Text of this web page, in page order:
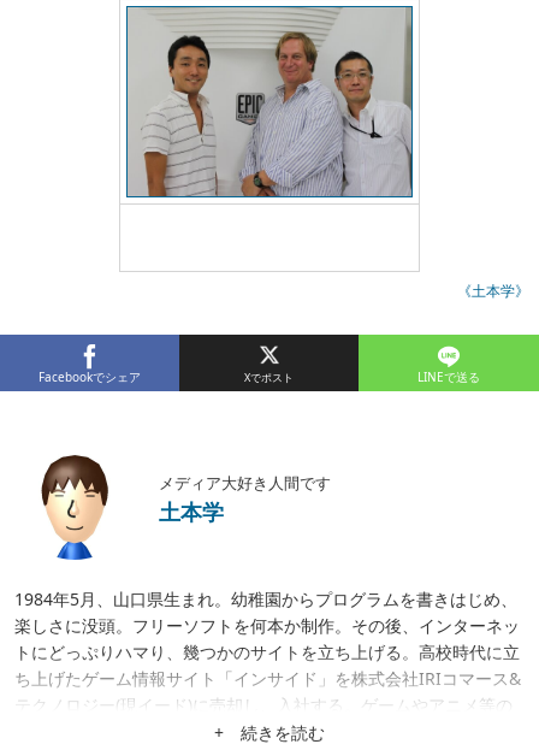
《土本学》
Facebookでシェア LINEで送る
メディア大好き人間です
土本学
1984年5月、山口県生まれ。幼稚園からプログラムを書きはじめ、
楽しさに没頭。フリーソフトを何本か制作。その後、インターネッ
トにどっぷりハマり、幾つかのサイトを立ち上げる。高校時代に立
ち上げたゲーム情報サイト「インサイド」を株式会社IRIコマース&
テクノロジー(現イード)に売却し、入社する。ゲームやアニメ等の
メディア運営、クロスワードアプリ開発、サイト立ち上げ、サイト
+ 続きを読む